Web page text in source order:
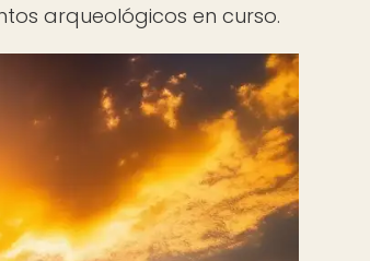
arqueológicos en curso.